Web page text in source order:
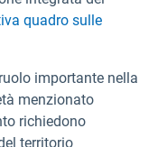
quadro sulle
importante nella
menzionato
richiedono
territorio